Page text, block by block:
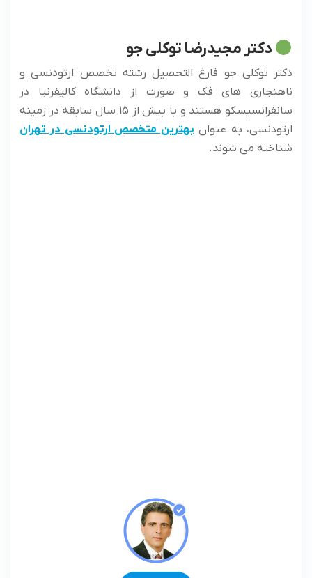
دکتر مجیدرضا توکلی جو
دکتر توکلی جو فارغ التحصیل رشته تخصص ارتودنسی و
ناهنجاری های فک و صورت از دانشگاه کالیفرنیا در
سانفرانسیسکو هستند و با بیش از 15 سال سابقه در زمینه
ارتودنسی، به عنوانبهترین متخصص ارتودنسی در تهران
شناخته می شوند.